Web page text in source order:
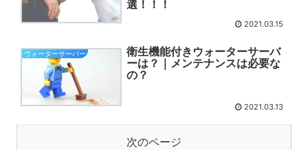
選！！！
2021.03.15
ウォーターサーバー
衛生機能付きウォーターサーバ
ーは？｜メンテナンスは必要な
の？
2021.03.13
次のページ